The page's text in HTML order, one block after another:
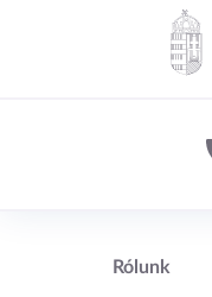
Lábléc1
Rólunk